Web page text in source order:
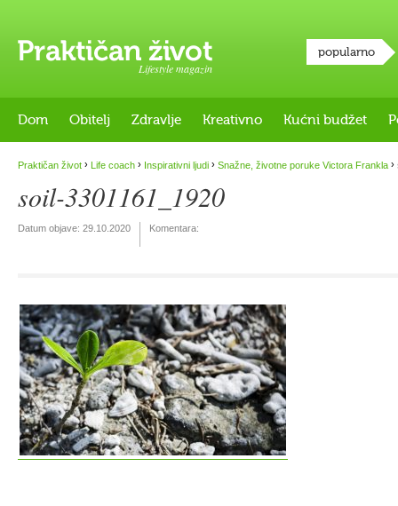
Lifestyle magazin
popularno
Dom Obitelj Zdravlje Kreativno Kućni budžet
Praktičan život › Life coach › Inspirativni ljudi › Snažne, životne poruke Victora Frankla ›
soil-3301161_1920
Datum objave: 29.10.2020 Komentara: